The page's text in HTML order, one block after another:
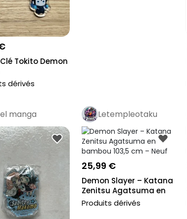
Tokito Demon
dérivés
manga
Letempleotaku
Pro
25,99 €
Demon Slayer – Katana
Zenitsu Agatsuma en
bambou 1...
Produits dérivés